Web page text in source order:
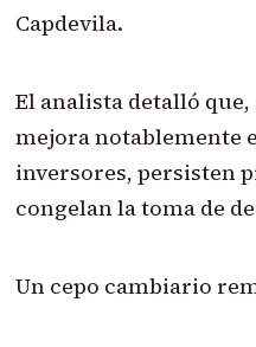
Capdevila.
El analista detalló
mejora notablemente
inversores, persisten
congelan la toma de
Un cepo cambiario